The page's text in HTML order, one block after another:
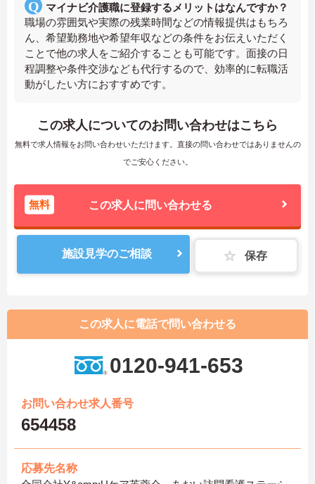
マイナビ介護職に登録するメリットはなんですか？
職場の雰囲気や実際の残業時間などの情報提供はもちろ
ん、希望勤務地や希望年収などの条件をお伝えいただく
ことで他の求人をご紹介することも可能です。面接の日
程調整や条件交渉なども代行するので、効率的に転職活
動がしたい方におすすめです。
この求人についてのお問い合わせはこちら
無料で求人情報をお問い合わせいただけます。直接の問い合わせではありませんの
でご安心ください。
無料 この求人に問い合わせる
施設見学のご相談 保存
この求人に電話で問い合わせる
0120-941-653
お問い合わせ求人番号
654458
応募先名称